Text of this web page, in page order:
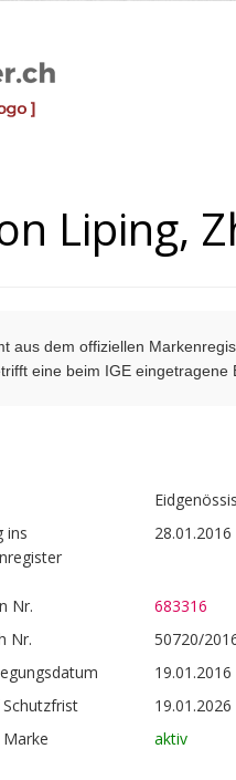
Liping,
aus dem offiziellen
eine beim IGE eingetragene
ins
28.01.2016
Nr.
683316
Nr.
50720/
19.01.2016
19.01.2026
aktiv